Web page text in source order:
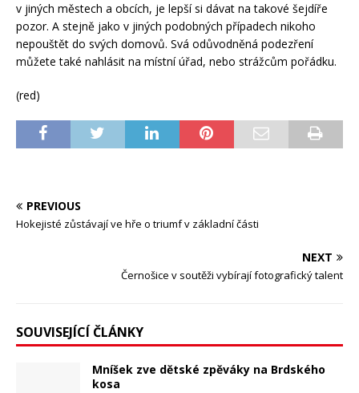
v jiných městech a obcích, je lepší si dávat na takové šejdíře
pozor. A stejně jako v jiných podobných případech nikoho
nepouštět do svých domovů. Svá odůvodněná podezření
můžete také nahlásit na místní úřad, nebo strážcům pořádku.
(red)
PREVIOUS
Hokejisté zůstávají ve hře o triumf v základní části
NEXT
Černošice v soutěži vybírají fotografický talent
SOUVISEJÍCÍ ČLÁNKY
Mníšek zve dětské zpěváky na Brdského
kosa